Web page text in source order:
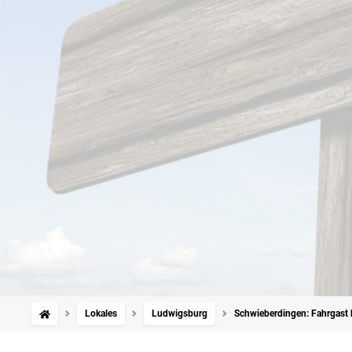
Lokales Ludwigsburg Schwieberdingen: